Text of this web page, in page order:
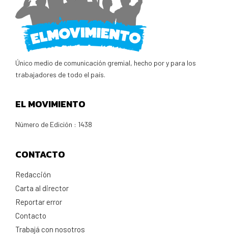
Único medio de comunicación gremial, hecho por y para los
trabajadores de todo el país.
EL MOVIMIENTO
Número de Edición : 1438
CONTACTO
Redacción
Carta al director
Reportar error
Contacto
Trabajá con nosotros